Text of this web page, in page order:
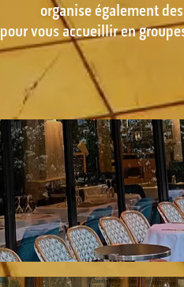
organise également
pour vous accueillir en